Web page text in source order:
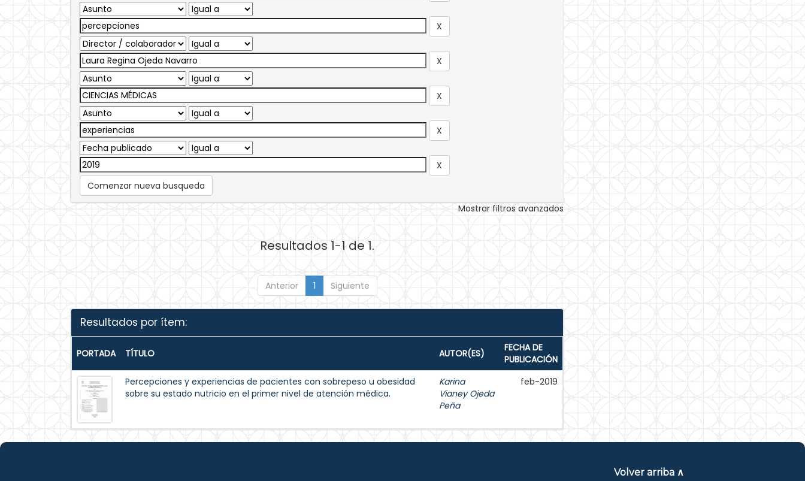
Comenzar nueva busqueda
Mostrar filtros avanzados
Resultados 1-1 de 1.
Anterior 1 Siguiente
Resultados por ítem:
PORTADA TÍTULO AUTOR(ES)
FECHA DE
PUBLICACIÓN
Percepciones y experiencias de pacientes con sobrepeso u obesidad
sobre su estado nutricio en el primer nivel de atención médica.
Karina
Vianey Ojeda
Peña
feb-2019
Volver arriba ∧